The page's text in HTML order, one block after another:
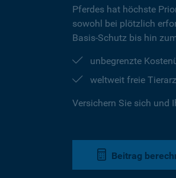
Pferdes hat höchste
sowohl bei plötzlich
Basis-Schutz bis hin
unbegrenzte
weltweit freie
Versichern Sie sich und
Beitrag